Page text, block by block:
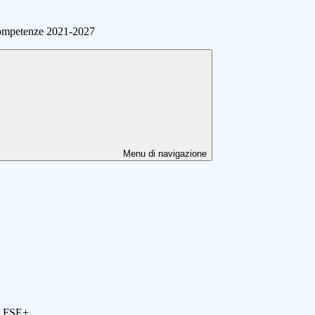
2021-2027
Menu di navigazione